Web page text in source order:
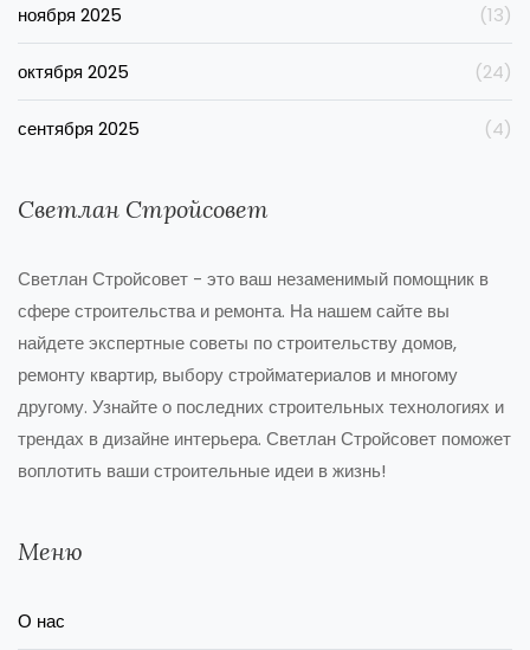
ноября 2025 (13)
октября 2025 (24)
сентября 2025 (4)
Светлан Стройсовет
Светлан Стройсовет - это ваш незаменимый помощник в
сфере строительства и ремонта. На нашем сайте вы
найдете экспертные советы по строительству домов,
ремонту квартир, выбору стройматериалов и многому
другому. Узнайте о последних строительных технологиях и
трендах в дизайне интерьера. Светлан Стройсовет поможет
воплотить ваши строительные идеи в жизнь!
Меню
О нас